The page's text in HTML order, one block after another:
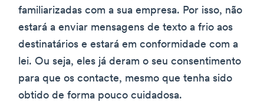
familiarizadas com a sua empresa. Por isso, não
estará a enviar mensagens de texto a frio aos
destinatários e estará em conformidade com a
lei. Ou seja, eles já deram o seu consentimento
para que os contacte, mesmo que tenha sido
obtido de forma pouco cuidadosa.